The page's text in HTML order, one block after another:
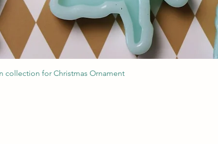
Podgląd
collection for Christmas Ornament